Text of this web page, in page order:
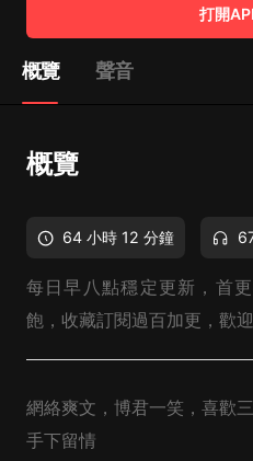
打開
概覽 聲音
概覽
64 小時 12 分鐘
每日早八點穩定更新，首
飽，收藏訂閱過百加更，歡
網絡爽文，博君一笑，喜歡
手下留情